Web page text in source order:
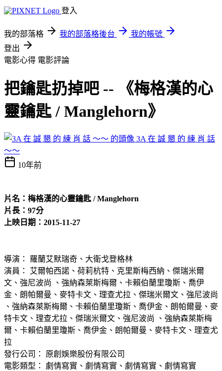
登入
我的部落格 我的部落格後台
我的帳號
登出
電影心得 電影評論
把鑰匙扔掉吧 -- 《梅格漢的心
靈鑰匙 / Manglehorn》
3A 在 誠 懇 的 練 肖 話
～～
10年前
片名：梅格漢的心靈鑰匙 / Manglehorn
片長：97分
上映日期：2015-11-27
導演： 羅蘭艾默瑞奇、大衛戈登格林
演員： 艾爾帕西諾、荷莉杭特、克里斯梅西納、傑瑞米爾
文、強尼波尚 、強納森萊斯梅爾、卡賴伯蘭里瓊斯、喬伊
金、朗帕爾曼、麥特卡文、理查尤拉、傑瑞米爾文、強尼波尚
、強納森萊斯梅爾、卡賴伯蘭里瓊斯、喬伊金、朗帕爾曼、麥
特卡文、理查尤拉、傑瑞米爾文、強尼波尚 、強納森萊斯梅
爾、卡賴伯蘭里瓊斯、喬伊金、朗帕爾曼、麥特卡文、理查尤
拉
發行公司： 原創娛樂股份有限公司
電影類型： 劇情寫實、劇情寫實、劇情寫實、劇情寫實